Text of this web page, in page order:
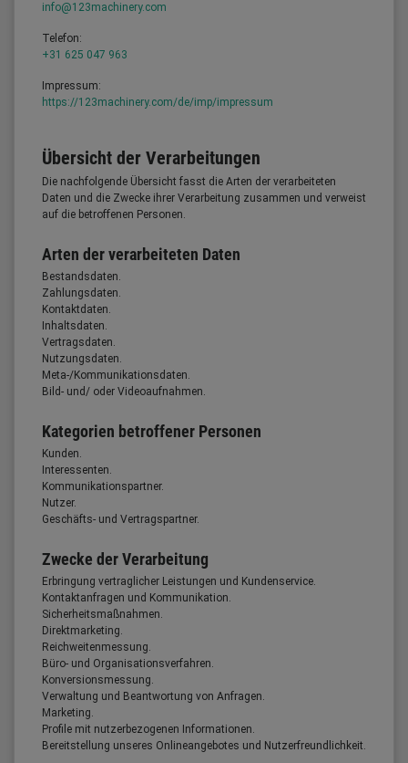
info@123machinery.com
Telefon:
+31 625 047 963
Impressum:
https://123machinery.com/de/imp/impressum
Übersicht der Verarbeitungen
Die nachfolgende Übersicht fasst die Arten der verarbeiteten
Daten und die Zwecke ihrer Verarbeitung zusammen und verweist
auf die betroffenen Personen.
Arten der verarbeiteten Daten
Bestandsdaten.
Zahlungsdaten.
Kontaktdaten.
Inhaltsdaten.
Vertragsdaten.
Nutzungsdaten.
Meta-/Kommunikationsdaten.
Bild- und/ oder Videoaufnahmen.
Kategorien betroffener Personen
Kunden.
Interessenten.
Kommunikationspartner.
Nutzer.
Geschäfts- und Vertragspartner.
Zwecke der Verarbeitung
Erbringung vertraglicher Leistungen und Kundenservice.
Kontaktanfragen und Kommunikation.
Sicherheitsmaßnahmen.
Direktmarketing.
Reichweitenmessung.
Büro- und Organisationsverfahren.
Konversionsmessung.
Verwaltung und Beantwortung von Anfragen.
Marketing.
Profile mit nutzerbezogenen Informationen.
Bereitstellung unseres Onlineangebotes und Nutzerfreundlichkeit.